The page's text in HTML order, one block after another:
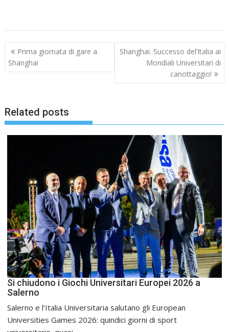
Navigazione
articoli
Prima giornata di gare a
Shanghai
Shanghai. Successo del’Italia ai
Mondiali Universitari di
canottaggio!
Related posts
Si chiudono i Giochi Universitari Europei 2026 a
Salerno
Salerno e l’Italia Universitaria salutano gli European
Universities Games 2026: quindici giorni di sport